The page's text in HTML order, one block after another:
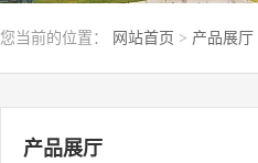
您当前的位置： 网站首页 > 产品展厅
产品展厅